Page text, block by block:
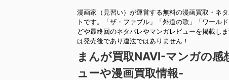
漫画家（見習い）が運営する無料の漫画買取・ネ
トです。「ザ・ファブル」「外道の歌」「ワール
どや最終回のネタバレやマンガレビューを掲載し
は発売後であり違法ではありません！
まんが買取NAVI-マンガの感
ューや漫画買取情報-